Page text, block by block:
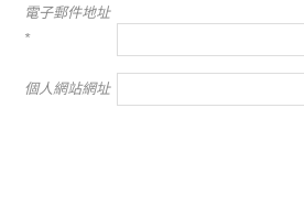
電子郵件地址
*
個人網站網址